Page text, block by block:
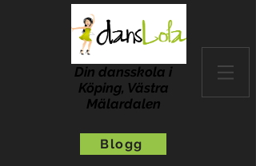
Din dansskola i
Köping, Västra
Mälardalen
Blogg